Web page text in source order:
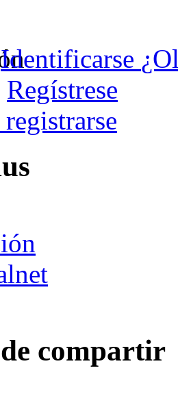
Identificarse
Regístrese
compartir